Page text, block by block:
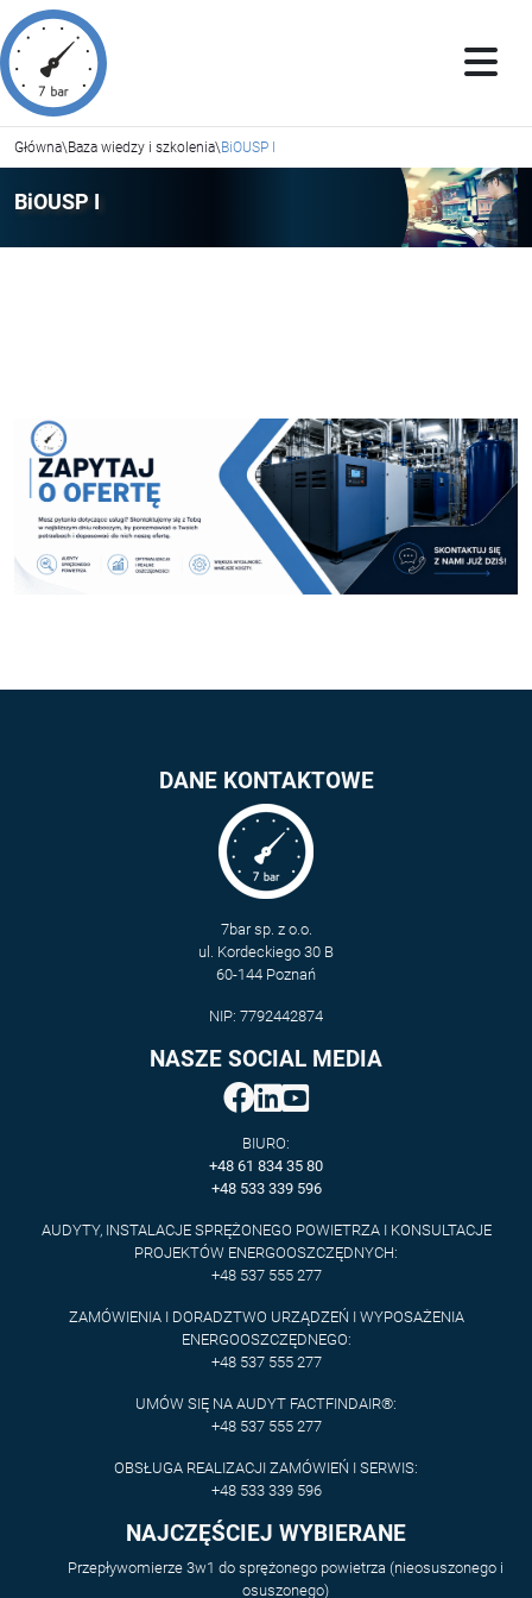
Główna\Baza wiedzy i szkolenia\BiOUSP I
BiOUSP I
DANE KONTAKTOWE
7bar sp. z o.o.
ul. Kordeckiego 30 B
60-144 Poznań
NIP: 7792442874
NASZE SOCIAL MEDIA
BIURO:
+48 61 834 35 80
+48 533 339 596
AUDYTY, INSTALACJE SPRĘŻONEGO POWIETRZA I KONSULTACJE
PROJEKTÓW ENERGOOSZCZĘDNYCH:
+48 537 555 277
ZAMÓWIENIA I DORADZTWO URZĄDZEŃ I WYPOSAŻENIA
ENERGOOSZCZĘDNEGO:
+48 537 555 277
UMÓW SIĘ NA AUDYT FACTFINDAIR®:
+48 537 555 277
OBSŁUGA REALIZACJI ZAMÓWIEŃ I SERWIS:
+48 533 339 596
NAJCZĘŚCIEJ WYBIERANE
Przepływomierze 3w1 do sprężonego powietrza (nieosuszonego i
osuszonego)